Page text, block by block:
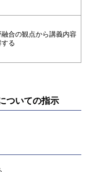
合の観点から講義内容
する
ついての指示